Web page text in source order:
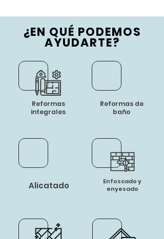
¿EN QUÉ PODEMOS
AYUDARTE?
Reformas
integrales
Reformas de
baño
Alicatado
Enfoscado y
enyesado